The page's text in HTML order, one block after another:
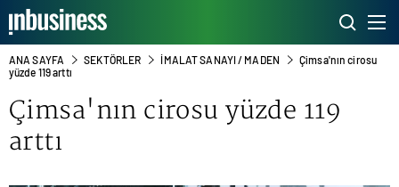
ANA SAYFA SEKTÖRLER İMALAT SANAYI / MADEN
Çimsa'nın cirosu
yüzde 119 arttı
Çimsa'nın cirosu yüzde 119
arttı